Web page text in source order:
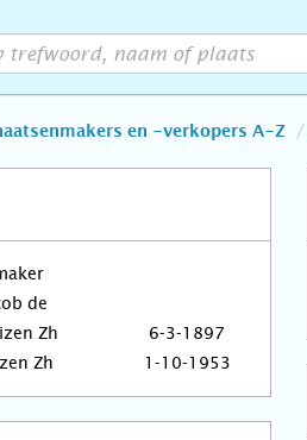
en -verkopers A-Z
de
Zh 6-3-1897
Zh 1-10-1953